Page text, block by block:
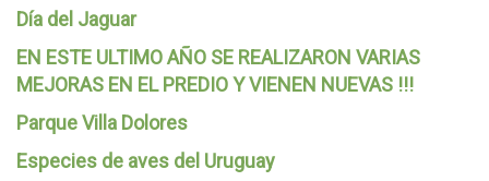
Día del Jaguar
EN ESTE ULTIMO AÑO SE REALIZARON VARIAS
MEJORAS EN EL PREDIO Y VIENEN NUEVAS !!!
Parque Villa Dolores
Especies de aves del Uruguay